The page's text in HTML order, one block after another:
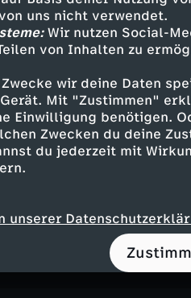
uns nicht verwendet.
Wir nutzen Social-
von Inhalten zu
wir deine Daten
Mit "Zustimmen"
Einwilligung benötigen.
Zwecken du deine
du jederzeit mit
unserer
auf Spurensuche.
die mit Robohunden
Und sie trifft
ist für
die Landesgrenzen
politisch, kulturell und
der WM.
durch Analysen und
Elmar